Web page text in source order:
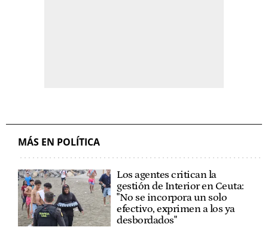
MÁS EN POLÍTICA
Los agentes critican la
gestión de Interior en Ceuta:
"No se incorpora un solo
efectivo, exprimen a los ya
desbordados"